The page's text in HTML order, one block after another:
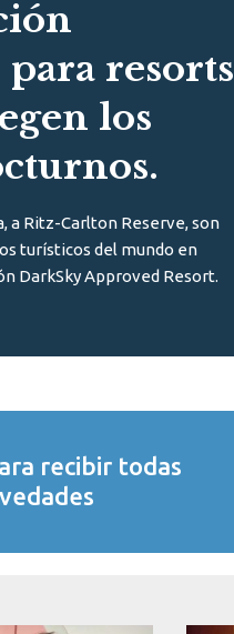
resorts
los
a Ritz-Carlton Reserve, son
turísticos del mundo en
DarkSky Approved Resort.
recibir todas